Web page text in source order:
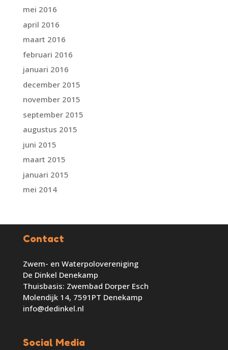
mei 2016
april 2016
maart 2016
februari 2016
januari 2016
december 2015
november 2015
september 2015
augustus 2015
juni 2015
maart 2015
januari 2015
mei 2014
Contact
Zwem- en Waterpolovereniging
De Dinkel Denekamp
Thuisbasis: Zwembad Dorper Esch
Molendijk 14, 7591PT Denekamp
info@dedinkel.nl
Social Media